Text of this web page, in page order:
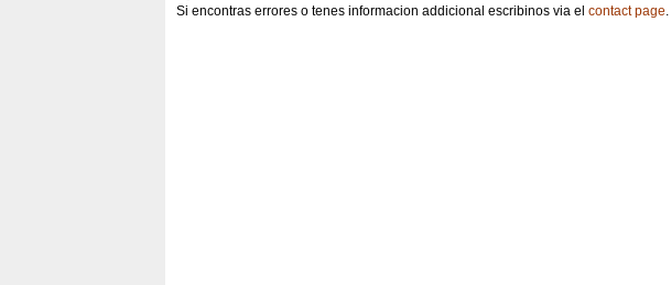
Si encontras errores o tenes informacion addicional escribinos via el contact page.